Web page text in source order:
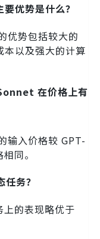
优势是什么？
优势包括较大的
本以及强大的计算
在价格上有
输入价格较 GPT-
同。
务？
的表现略优于